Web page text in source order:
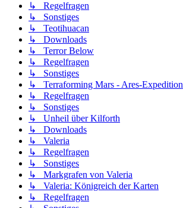
↳ Regelfragen
↳ Sonstiges
↳ Teotihuacan
↳ Downloads
↳ Terror Below
↳ Regelfragen
↳ Sonstiges
↳ Terraforming Mars - Ares-Expedition
↳ Regelfragen
↳ Sonstiges
↳ Unheil über Kilforth
↳ Downloads
↳ Valeria
↳ Regelfragen
↳ Sonstiges
↳ Markgrafen von Valeria
↳ Valeria: Königreich der Karten
↳ Regelfragen